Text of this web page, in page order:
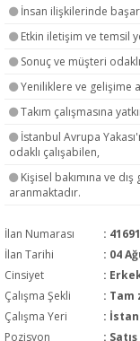
İnsan ilişkilerinde
Etkin iletişim ve temsil
Sonuç ve müşteri
Yeniliklere ve gelişime
Takım çalışmasına
İstanbul Avrupa
odaklı çalışabilen,
Kişisel bakımına ve
aranmaktadır.
İlan Numarası
: 41691
İlan Tarihi
: 04
Cinsiyet
:
Çalışma Şekli
: Tam
Çalışma Yeri
:
Pozisyon
: